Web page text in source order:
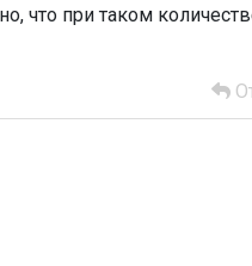
что при таком